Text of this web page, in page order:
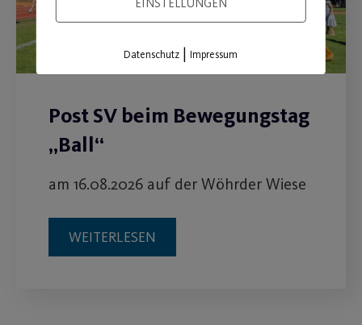
Post SV beim Bewegungstag
„Ball“
am 16.08.2026 auf der Wöhrder Wiese
WEITERLESEN
Datenschutz |Impressum